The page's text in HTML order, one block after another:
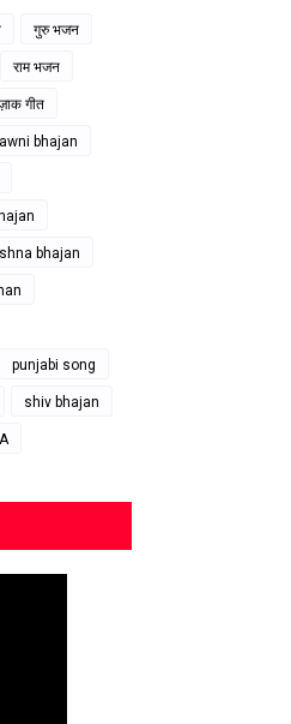
गुरु भजन
राम भजन
गीत
bhajan
bhajan
punjabi song
shiv bhajan